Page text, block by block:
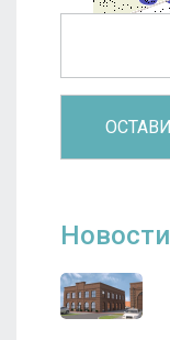
Новости